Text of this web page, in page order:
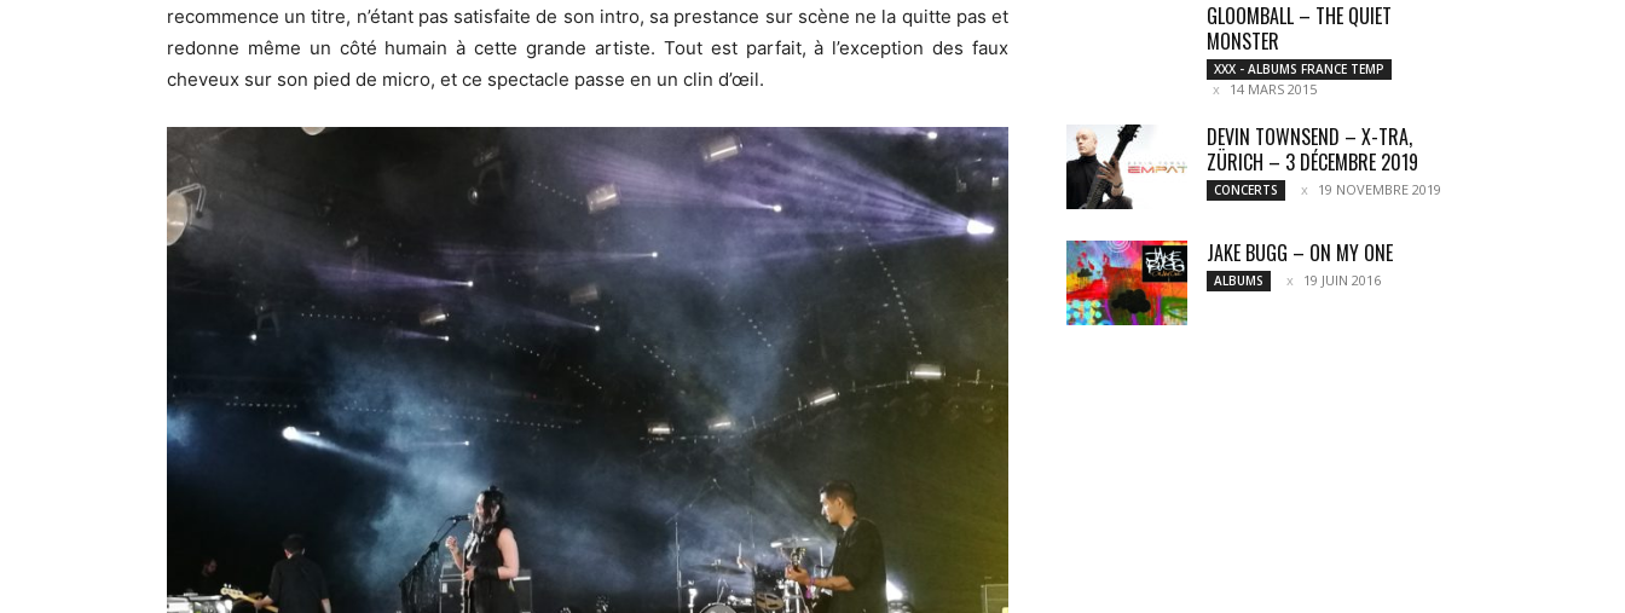
recommence un titre, n’étant pas satisfaite de son intro, sa prestance sur scène ne la quitte pas et
redonne même un côté humain à cette grande artiste. Tout est parfait, à l’exception des faux
cheveux sur son pied de micro, et ce spectacle passe en un clin d’œil.
GLOOMBALL – THE QUIET
MONSTER
XXX - ALBUMS FRANCE TEMP
14 MARS 2015
DEVIN TOWNSEND – X-TRA,
ZÜRICH – 3 DÉCEMBRE 2019
CONCERTS 19 NOVEMBRE 2019
JAKE BUGG – ON MY ONE
ALBUMS 19 JUIN 2016